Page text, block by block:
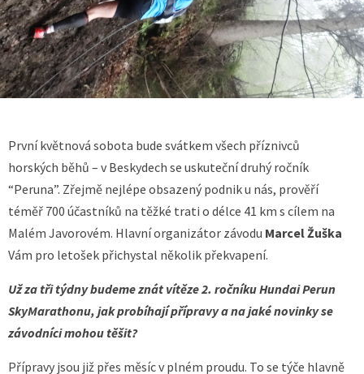
První květnová sobota bude svátkem všech příznivců
horských běhů – v Beskydech se uskuteční druhý ročník
“Peruna”. Zřejmě nejlépe obsazený podnik u nás, prověří
téměř 700 účastníků na těžké trati o délce 41 km s cílem na
Malém Javorovém. Hlavní organizátor závodu Marcel Žuška
Vám pro letošek přichystal několik překvapení.
Už za tři týdny budeme znát vítěze 2. ročníku Hundai Perun
SkyMarathonu, jak probíhají přípravy a na jaké novinky se
závodníci mohou těšit?
Přípravy jsou již přes měsíc v plném proudu. To se týče hlavně